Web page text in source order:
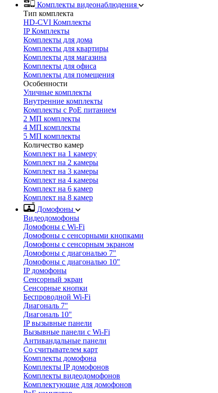
Комплекты видеонаблюдения
Тип комплекта
HD-CVI Комплекты
IP Комплекты
Комплекты для дома
Комплекты для квартиры
Комплекты для магазина
Комплекты для офиса
Комплекты для помещения
Особенности
Уличные комплекты
Внутренние комплекты
Комплекты с PoE питанием
2 МП комплекты
4 МП комплекты
5 МП комплекты
Количество камер
Комплект на 1 камеру
Комплект на 2 камеры
Комплект на 3 камеры
Комплект на 4 камеры
Комплект на 6 камер
Комплект на 8 камер
Домофоны
Видеодомофоны
Домофоны с Wi-Fi
Домофоны с сенсорными кнопками
Домофоны с сенсорным экраном
Домофоны с диагональю 7"
Домофоны с диагональю 10"
IP домофоны
Сенсорный экран
Сенсорные кнопки
Беспроводной Wi-Fi
Диагональ 7"
Диагональ 10"
IP вызывные панели
Вызывные панели с Wi-Fi
Антивандальные панели
Со считывателем карт
Комплекты домофона
Комплекты IP домофонов
Комплекты видеодомофонов
Комплектующие для домофонов